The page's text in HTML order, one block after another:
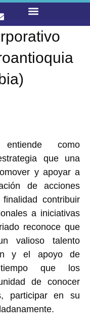
como
que una
y apoyar a
de acciones
contribuir
a iniciativas
reconoce que
valioso talento
y el apoyo de
que los
de conocer
participar en su